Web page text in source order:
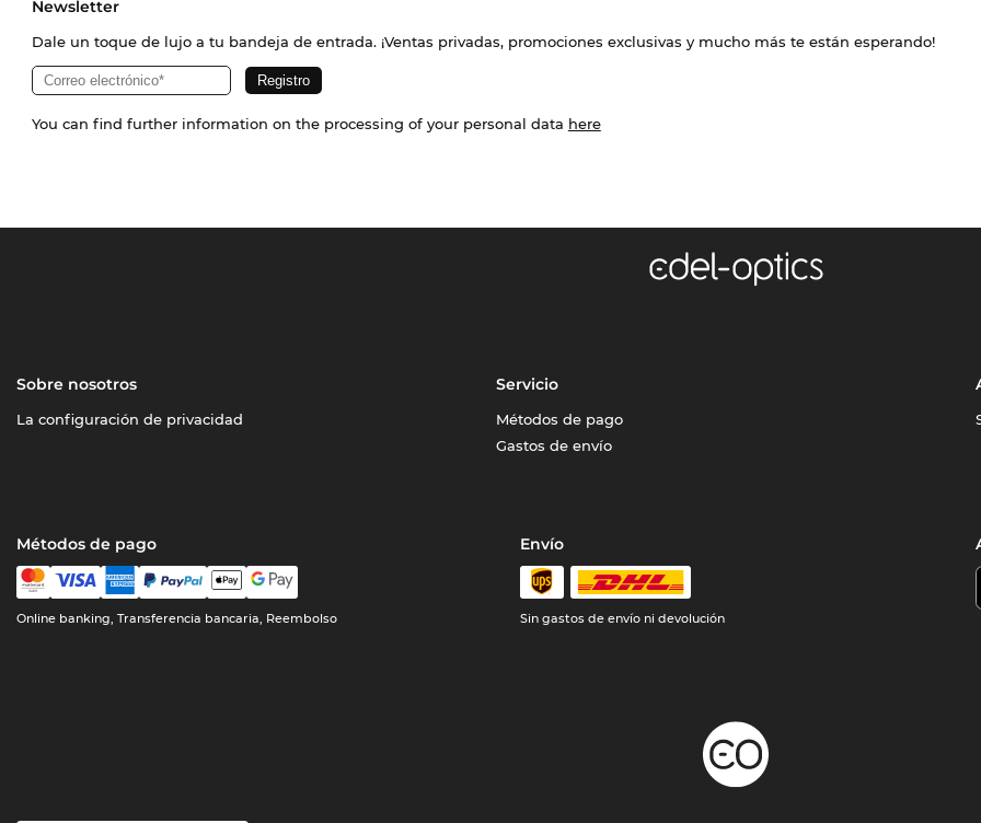
Newsletter
Dale un toque de lujo a tu bandeja de entrada. ¡Ventas privadas, promociones exclusivas y mucho más te están esperando!
You can find further information on the processing of your personal data here
Sobre nosotros
La configuración de privacidad
Servicio
Métodos de pago
Gastos de envío
Métodos de pago
Online banking, Transferencia bancaria, Reembolso
Envío
Sin gastos de envío ni devolución